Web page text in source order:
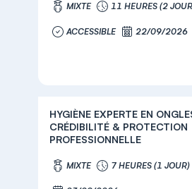
MIXTE 11 HEURES (2
ACCESSIBLE 22/09/2026
HYGIÈNE EXPERTE EN ONGLES -
CRÉDIBILITÉ & PROTECTION
PROFESSIONNELLE
MIXTE 7 HEURES (1 JOUR)